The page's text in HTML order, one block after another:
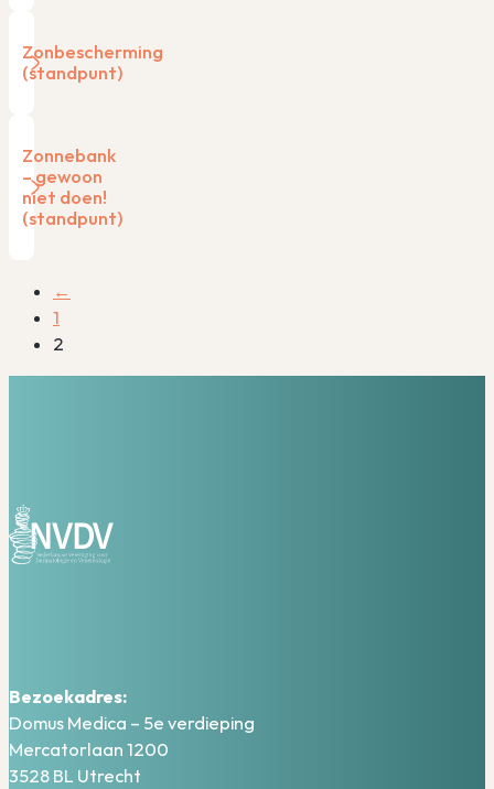
Zonbescherming
(standpunt)
Zonnebank
– gewoon
niet doen!
(standpunt)
←
1
2
Bezoekadres:
Domus Medica – 5e verdieping
Mercatorlaan 1200
3528 BL Utrecht